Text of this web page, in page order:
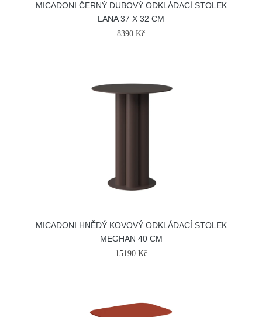
MICADONI ČERNÝ DUBOVÝ ODKLÁDACÍ STOLEK
LANA 37 X 32 CM
8390 Kč
MICADONI HNĚDÝ KOVOVÝ ODKLÁDACÍ STOLEK
MEGHAN 40 CM
15190 Kč